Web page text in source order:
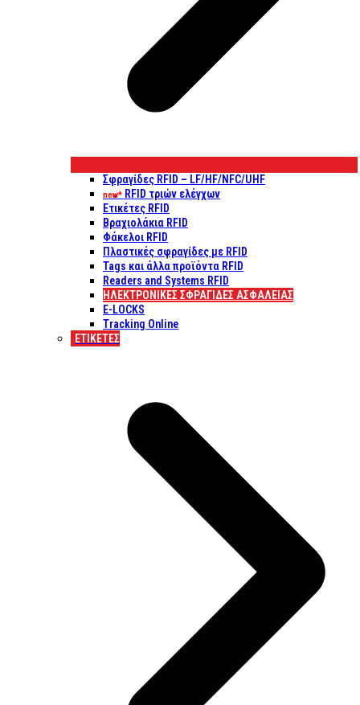
Σφραγίδες RFID – LF/HF/NFC/UHF
new* RFID τριών ελέγχων
Ετικέτες RFID
Βραχιολάκια RFID
Φάκελοι RFID
Πλαστικές σφραγίδες με RFID
Tags και άλλα προϊόντα RFID
Readers and Systems RFID
ΗΛΕΚΤΡΟΝΙΚΕΣ ΣΦΡΑΓΙΔΕΣ ΑΣΦΑΛΕΙΑΣ
E-LOCKS
Tracking Online
ΕΤΙΚΈΤΕΣ